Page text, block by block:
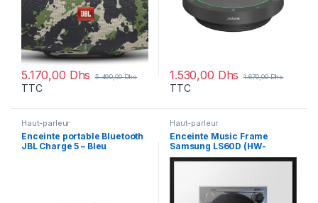
5.170,00 Dhs 5.490,00Dhs
TTC
1.530,00 Dhs 1.670,00Dhs
TTC
Haut-parleur
Enceinte portable Bluetooth
JBL Charge 5 – Bleu
Haut-parleur
Enceinte Music Frame
Samsung LS60D (HW-
LS60D/MV)